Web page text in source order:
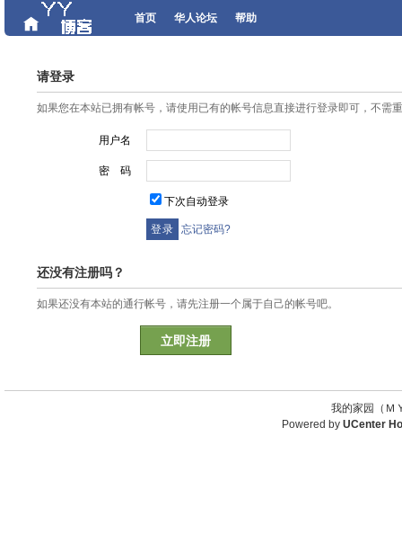
首页 华人论坛 帮助
请登录
如果您在本站已拥有帐号，请使用已有的帐号信息直接进行登录即可，不需
用户名
密 码
下次自动登录
忘记密码?
还没有注册吗？
如果还没有本站的通行帐号，请先注册一个属于自己的帐号吧。
立即注册
我的家园（
Powered by UCenter